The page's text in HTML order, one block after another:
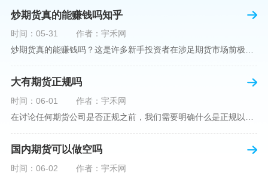
炒期货真的能赚钱吗知乎
时间：05-31
作者：宇禾网
炒期货真的能赚钱吗？这是许多新手投资者在涉足期货市场前极力寻求答案的问题。期货作为一种金融衍生品，它不仅具有高杠杆的特性，同时也伴随着高风险。在知乎这样一个汇聚各领域专业人士分享知识和经验的平台上，我们可以找到关于炒期货赚钱问题的多角度解读。本文将深入探讨炒期货能否赚钱的问题，并结合知乎上的真实案例分析和专业观点，帮助读者形成自己的看法。在讨论是否能通过炒期货赚钱之前，我们首先需要理解期货市场的基本机制。期货，是一种标准化的、具有法律约束力的合约，涉及在未来某个特定时间以特定
大有期货正规吗
时间：06-01
作者：宇禾网
在讨论任何期货公司是否正规之前，我们需要明确什么是正规以及如何判断一个期货公司是否符合这一标准。对于中国市场，正规一词通常指该公司拥有中国证监会（中国证券监督管理委员会）的批准和监管，同时遵守中国期货市场的相关法律法规。以“大有期货”为例，探讨其如何符合这些标准，以及在选择此类公司时，投资者应注意的一些关键因素。大有期货是参与中国期货市场的多家公司之一，主要提供期货交易、资产管理、投资咨询等服务。它适用于希望通过期货市场进行投资和风险管理的个人和机构投资者。与其他期货公司一样
国内期货可以做空吗
时间：06-02
作者：宇禾网